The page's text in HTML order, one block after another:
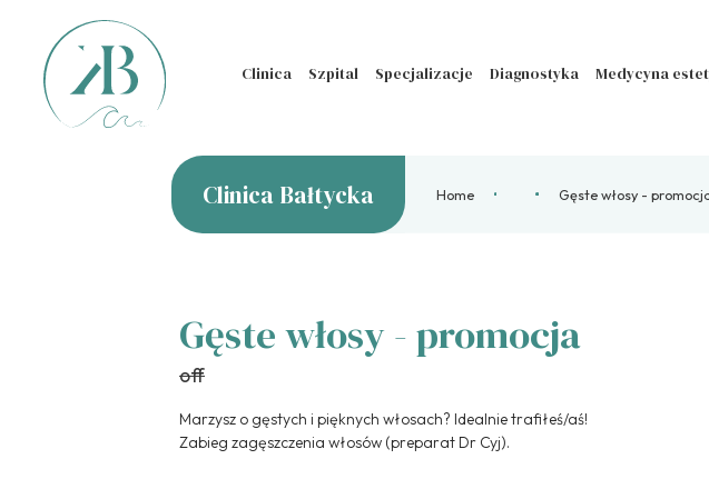
Clinica Szpital Specjalizacje Diagnostyka Medycyna
Clinica Bałtycka Home Gęste włosy -
Gęste włosy - promocja
off
Marzysz o gęstych i pięknych włosach? Idealnie trafiłeś/aś!
Zabieg zagęszczenia włosów (preparat Dr Cyj).